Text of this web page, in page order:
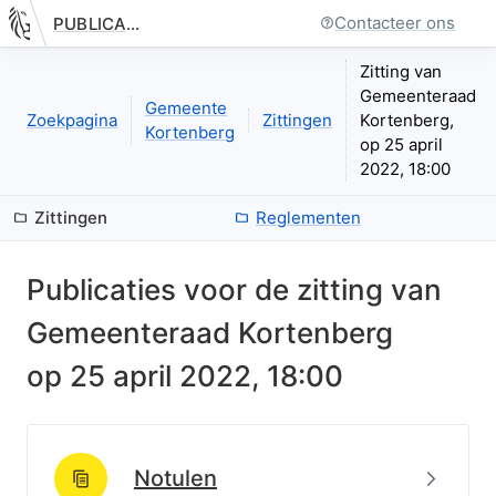
Nieuwe pagina: bestuurseenheid.zittingen.zitting.index
PUBLICATIE.GELINKT-NOTULEREN.VLAANDEREN.BE Contacteer ons
Zoekpagina
Gemeente
Kortenberg
Zittingen
Zitting van
Gemeenteraad
Kortenberg,
op 25 april
2022, 18:00
Zittingen Reglementen
Publicaties voor de zitting van
Gemeenteraad Kortenberg
op 25 april 2022, 18:00
Notulen
http://data.lblod.info/id/lblod/notulen/